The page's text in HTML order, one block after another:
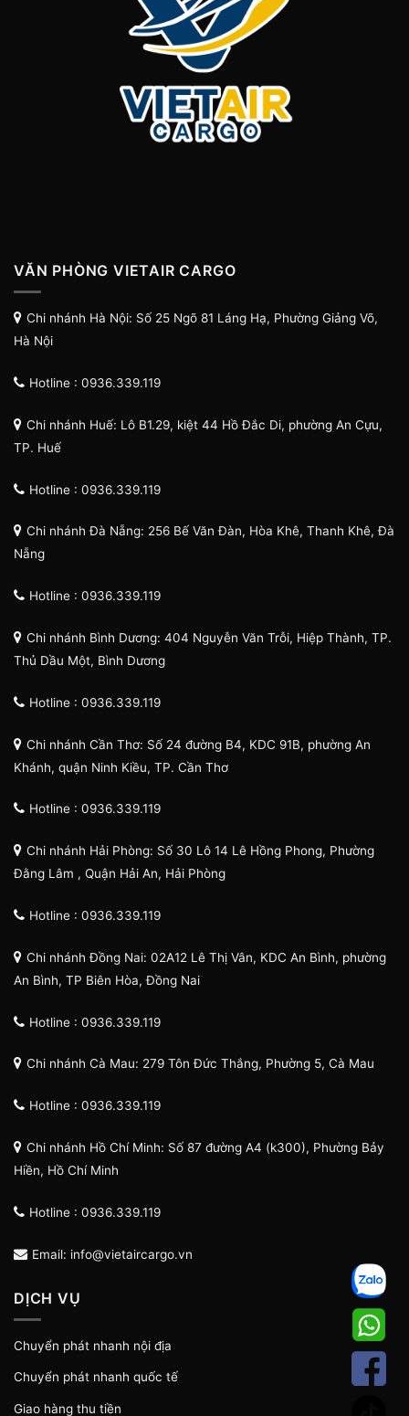
VĂN PHÒNG VIETAIR CARGO
Chi nhánh Hà Nội: Số 25 Ngõ 81 Láng Hạ, Phường Giảng Võ,
Hà Nội
Hotline : 0936.339.119
Chi nhánh Huế: Lô B1.29, kiệt 44 Hồ Đắc Di, phường An Cựu,
TP. Huế
Hotline : 0936.339.119
Chi nhánh Đà Nẵng: 256 Bế Văn Đàn, Hòa Khê, Thanh Khê, Đà
Nẵng
Hotline : 0936.339.119
Chi nhánh Bình Dương: 404 Nguyễn Văn Trỗi, Hiệp Thành, TP.
Thủ Dầu Một, Bình Dương
Hotline : 0936.339.119
Chi nhánh Cần Thơ: Số 24 đường B4, KDC 91B, phường An
Khánh, quận Ninh Kiều, TP. Cần Thơ
Hotline : 0936.339.119
Chi nhánh Hải Phòng: Số 30 Lô 14 Lê Hồng Phong, Phường
Đằng Lâm , Quận Hải An, Hải Phòng
Hotline : 0936.339.119
Chi nhánh Đồng Nai: 02A12 Lê Thị Vân, KDC An Bình, phường
An Bình, TP Biên Hòa, Đồng Nai
Hotline : 0936.339.119
Chi nhánh Cà Mau: 279 Tôn Đức Thắng, Phường 5, Cà Mau
Hotline : 0936.339.119
Chi nhánh Hồ Chí Minh: Số 87 đường A4 (k300), Phường Bảy
Hiền, Hồ Chí Minh
Hotline : 0936.339.119
Email: info@vietaircargo.vn
DỊCH VỤ
Chuyển phát nhanh nội địa
Chuyển phát nhanh quốc tế
Giao hàng thu tiền